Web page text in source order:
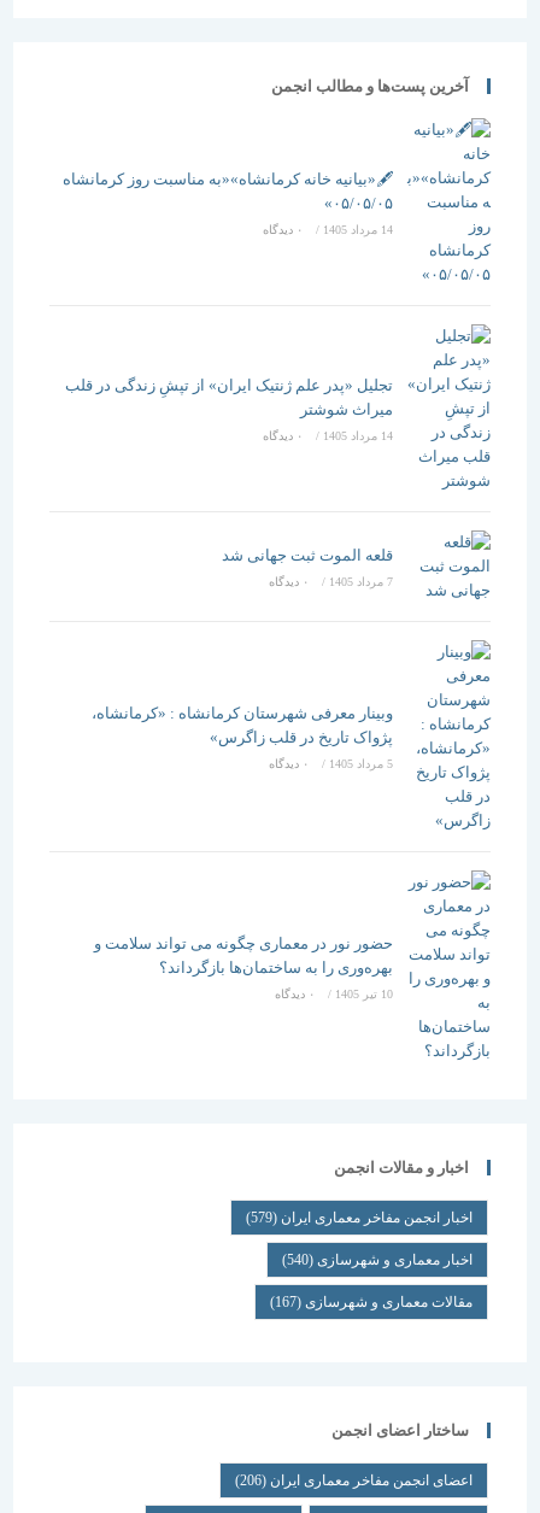
آخرین پست‌ها و مطالب انجمن
🖋️«بیانیه خانه کرمانشاه»«به مناسبت روز کرمانشاه
۰۵/۰۵/۰۵»
/ ۰ دیدگاه
تجلیل «پدر علم ژنتیک ایران» از تپشِ زندگی در قلب
میراث شوشتر
/ ۰ دیدگاه
قلعه الموت ثبت جهانی شد
/ ۰ دیدگاه
وبینار معرفی شهرستان کرمانشاه : «کرمانشاه،
پژواک تاریخ در قلب زاگرس»
/ ۰ دیدگاه
حضور نور در معماری چگونه می تواند سلامت و
بهره‌وری را به ساختمان‌ها بازگرداند؟
/ ۰ دیدگاه
اخبار و مقالات انجمن
اخبار انجمن مفاخر معماری ایران(579)
اخبار معماری و شهرسازی(540)
مقالات معماری و شهرسازی(167)
ساختار اعضای انجمن
اعضای انجمن مفاخر معماری ایران(206)